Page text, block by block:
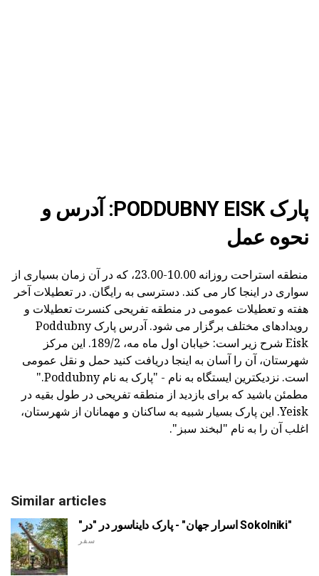
پارک PODDUBNY EISK: آدرس و
نحوه عمل
منطقه استراحت روزانه 10.00-23.00، که در آن زمان بسیاری از
سواری در اینجا کار می کند. دسترسی به رایگان. در تعطیلات آخر
هفته و تعطیلات عمومی در منطقه تفریحی کنسرت تعطیلات و
رویدادهای مختلف برگزار می شود. آدرس پارک Poddubny
Eisk شرح زیر است: خیابان اول ماه مه، 189/2. این مرکز
شهرستان، آن را آسان به اینجا دریافت کنید حمل و نقل عمومی
است. نزدیکترین ایستگاه به نام - "پارک به نام Poddubny."
مطمئن باشید که برای بازدید از منطقه تفریحی در طول بقیه در
Yeisk. این پارک بسیار شبیه به ساکنان و مهمانان از شهرستان،
اغلب آن را به نام "لبخند سبز".
Similar articles
"اسرار جهان" - پارک دایناسور در "در Sokolniki"
سفر